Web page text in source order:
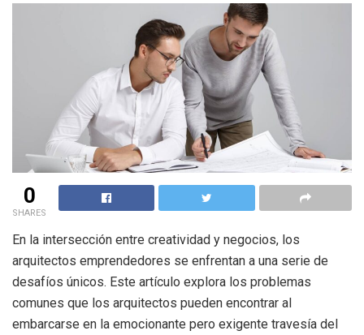
0
SHARES
En la intersección entre creatividad y negocios, los
arquitectos emprendedores se enfrentan a una serie de
desafíos únicos. Este artículo explora los problemas
comunes que los arquitectos pueden encontrar al
embarcarse en la emocionante pero exigente travesía del